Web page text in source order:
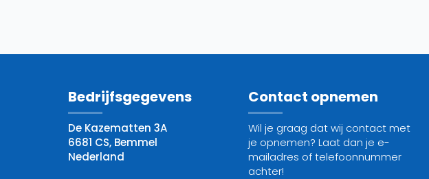
Bedrijfsgegevens
De Kazematten 3A
6681 CS, Bemmel
Nederland
Contact opnemen
Wil je graag dat wij contact met
je opnemen? Laat dan je e-
mailadres of telefoonnummer
achter!